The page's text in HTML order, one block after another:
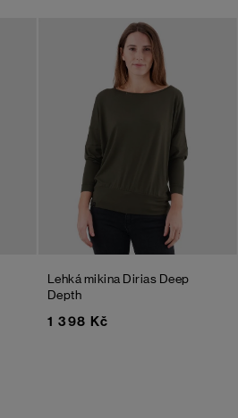
Lehká mikina Dirias Deep
Depth
1 398 Kč